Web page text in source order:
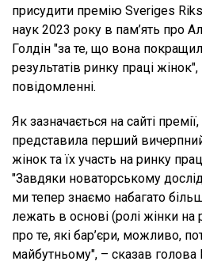
присудити премію Sveriges
наук 2023 року в пам’ять про
Голдін "за те, що вона
результатів ринку праці
повідомленні.
Як зазначається на сайті
представила перший вичерпний
жінок та їх участь на ринку
"Завдяки новаторському
ми тепер знаємо набагато
лежать в основі (ролі жінки на
про те, які бар’єри, можливо,
майбутньому", – сказав голова